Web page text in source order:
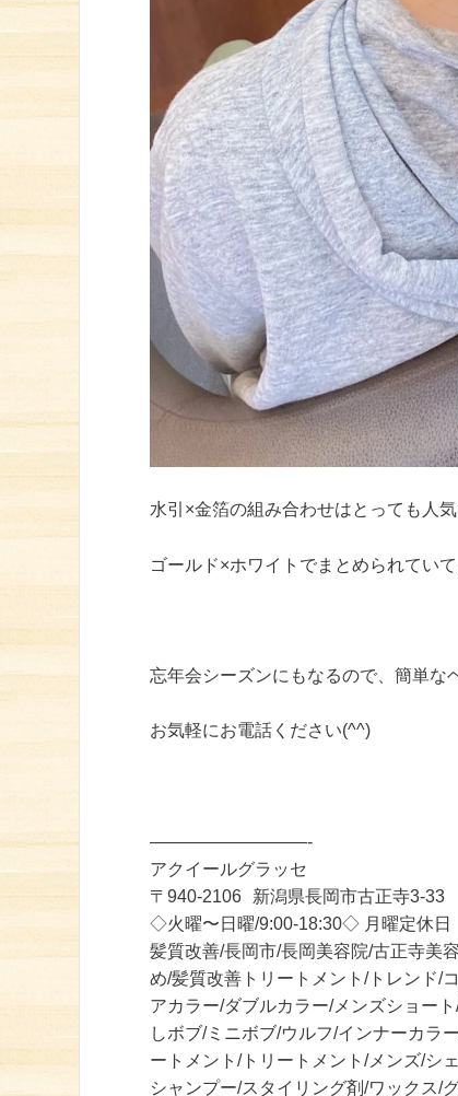
水引×金箔の組み合わせはとっても人気
ゴールド×ホワイトでまとめられてい
忘年会シーズンにもなるので、簡単な
お気軽にお電話ください(^^)
—————————-
アクイールグラッセ
〒940-2106 新潟県長岡市古正寺3-33
◇火曜〜日曜/9:00-18:30◇ 月曜定休日
髪質改善/長岡市/長岡美容院/古正寺美
め/髪質改善トリートメント/トレンド/
アカラー/ダブルカラー/メンズショー
しボブ/ミニボブ/ウルフ/インナーカラ
ートメント/トリートメント/メンズ/シ
シャンプー/スタイリング剤/ワックス/